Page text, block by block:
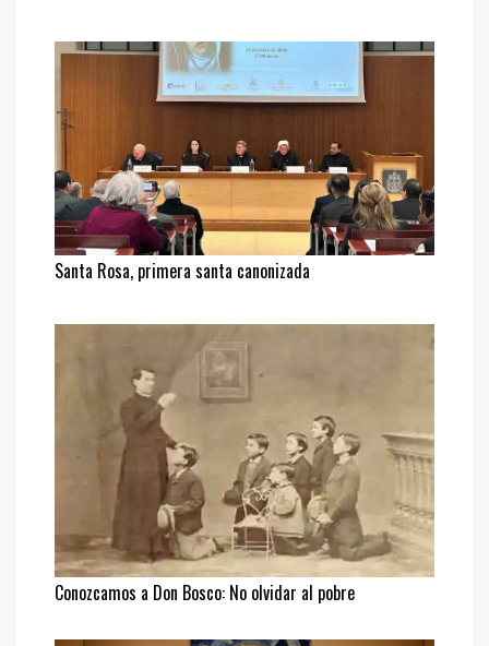
Santa Rosa, primera santa canonizada
Conozcamos a Don Bosco: No olvidar al pobre